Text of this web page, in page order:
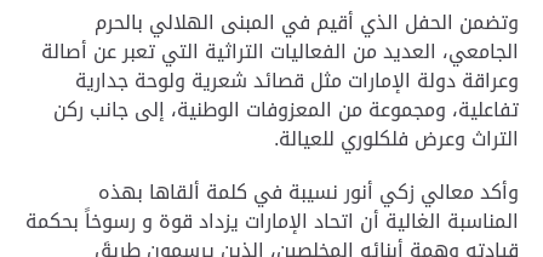
وتضمن الحفل الذي أقيم في المبنى الهلالي بالحرم
الجامعي، العديد من الفعاليات التراثية التي تعبر عن أصالة
وعراقة دولة الإمارات مثل قصائد شعرية ولوحة جدارية
تفاعلية، ومجموعة من المعزوفات الوطنية، إلى جانب ركن
التراث وعرض فلكلوري للعيالة.
وأكد معالي زكي أنور نسيبة في كلمة ألقاها بهذه
المناسبة الغالية أن اتحاد الإمارات يزداد قوة و رسوخاً بحكمة